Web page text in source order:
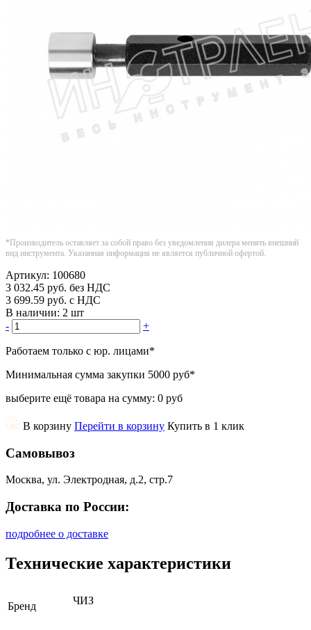
*Производитель оставляет за собой право без уведомления дилера менять внешний
вид инструмента. Указанная информация не является публичной офертой.
Артикул: 100680
3 032.45 руб. без НДС
3 699.59 руб. с НДС
В наличии: 2 шт
-
+
Работаем только с юр. лицами*
Минимальная сумма закупки 5000 руб*
выберите ещё товара на сумму: 0 руб
В корзину Перейти в корзину Купить в 1 клик
Самовывоз
Москва, ул. Электродная, д.2, стр.7
Доставка по России:
подробнее о доставке
Технические характеристики
Бренд ЧИЗ